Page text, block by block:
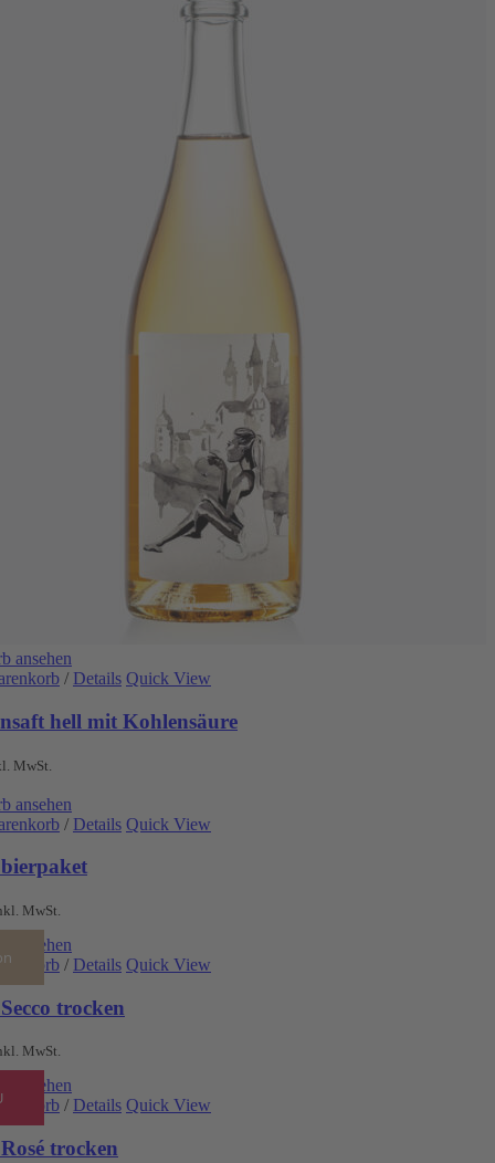
ansehen
/ Details Quick View
hell mit Kohlensäure
MwSt.
ansehen
/ Details Quick View
MwSt.
ansehen
/ Details Quick View
trocken
MwSt.
ansehen
/ Details Quick View
trocken